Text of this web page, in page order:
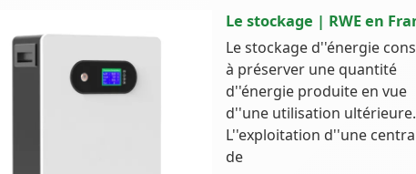
Le stockage | RWE en
Le stockage d''énergie
à préserver une quantité
d''énergie produite en vue
d''une utilisation ultérieure.
L''exploitation d''une
de